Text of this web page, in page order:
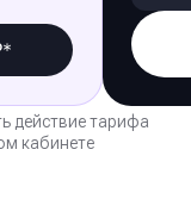
действие тарифа
кабинете